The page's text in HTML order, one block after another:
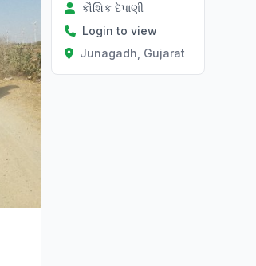
કૌશિક દેપાણી
Login to view
Junagadh, Gujarat